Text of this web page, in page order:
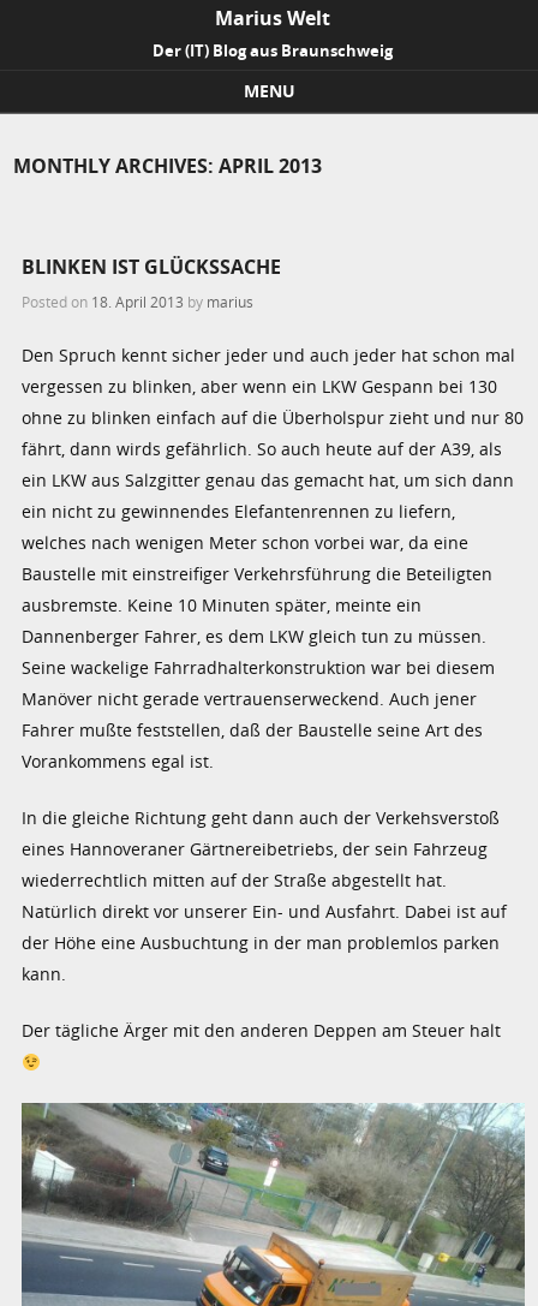
Marius Welt
Der (IT) Blog aus Braunschweig
MENU
MONTHLY ARCHIVES:APRIL 2013
BLINKEN IST GLÜCKSSACHE
Posted on 18. April 2013 by marius
Den Spruch kennt sicher jeder und auch jeder hat schon mal
vergessen zu blinken, aber wenn ein LKW Gespann bei 130
ohne zu blinken einfach auf die Überholspur zieht und nur 80
fährt, dann wirds gefährlich. So auch heute auf der A39, als
ein LKW aus Salzgitter genau das gemacht hat, um sich dann
ein nicht zu gewinnendes Elefantenrennen zu liefern,
welches nach wenigen Meter schon vorbei war, da eine
Baustelle mit einstreifiger Verkehrsführung die Beteiligten
ausbremste. Keine 10 Minuten später, meinte ein
Dannenberger Fahrer, es dem LKW gleich tun zu müssen.
Seine wackelige Fahrradhalterkonstruktion war bei diesem
Manöver nicht gerade vertrauenserweckend. Auch jener
Fahrer mußte feststellen, daß der Baustelle seine Art des
Vorankommens egal ist.
In die gleiche Richtung geht dann auch der Verkehsverstoß
eines Hannoveraner Gärtnereibetriebs, der sein Fahrzeug
wiederrechtlich mitten auf der Straße abgestellt hat.
Natürlich direkt vor unserer Ein- und Ausfahrt. Dabei ist auf
der Höhe eine Ausbuchtung in der man problemlos parken
kann.
Der tägliche Ärger mit den anderen Deppen am Steuer halt